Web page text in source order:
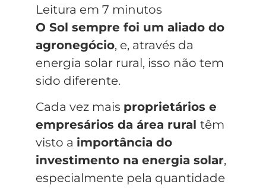
O Sol sempre foi um aliado do
agronegócio, e, através da
energia solar rural, isso não tem
sido diferente.
Cada vez mais proprietários e
empresários da área rural têm
visto a importância do
investimento na energia solar,
especialmente pela quantidade